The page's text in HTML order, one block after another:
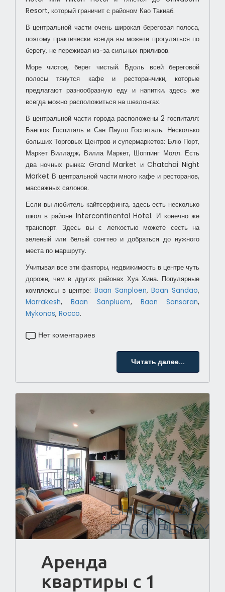
Resort, который граничит с районом Као Такиаб.
В центральной части очень широкая береговая полоса,
поэтому практически всегда вы можете прогуляться по
берегу, не переживая из-за сильных приливов.
Море чистое, берег чистый. Вдоль всей береговой
полосы тянутся кафе и ресторанчики, которые
предлагают разнообразную еду и напитки, здесь же
всегда можно расположиться на шезлонгах.
В центральной части города расположены 2 госпиталя:
Бангкок Госпиталь и Сан Пауло Госпиталь. Несколько
больших Торговых Центров и супермаркетов: Блю Порт,
Маркет Вилладж, Вилла Маркет, Шоппинг Молл. Есть
два ночных рынка: Grand Market и Chatchai Night
Market В центральной части много кафе и ресторанов,
массажных салонов.
Если вы любитель кайтсерфинга, здесь есть несколько
школ в районе Intercontinental Hotel. И конечно же
транспорт. Здесь вы с легкостью можете сесть на
зеленый или белый сонгтео и добраться до нужного
места по маршруту.
Учитывая все эти факторы, недвижимость в центре чуть
дороже, чем в других районах Хуа Хина. Популярные
комплексы в центре: Baan Sanploen,Baan Sandao,
Marrakesh,Baan Sanpluem, Baan Sansaran,
Mykonos, Rocco.
Нет коментариев
Читать далее...
Аренда
квартиры с 1